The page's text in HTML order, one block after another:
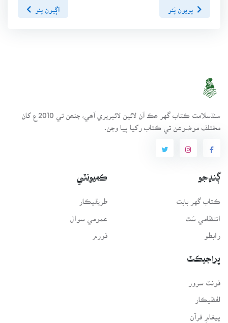
پويون پَنو اڳيون پنو
سنڌسلامت ڪتاب گهر ھڪ آن لائين لائبريري آھي، جنھن تي 2010ع کان
مختلف موضوعن تي ڪتاب رکيا پيا وڃن.
ڳنڍجو
ڪتاب گهر بابت
انتظامي سَٿ
رابطو
ڪميونٽي
طريقيڪار
عمومي سوال
فورم
پراجيڪٽ
لفظيڪار
پيغامِ قرآن